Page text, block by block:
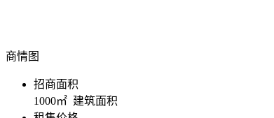
商情图
招商面积
1000㎡ 建筑面积